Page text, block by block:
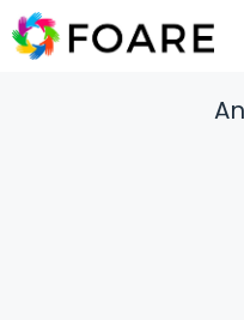
Saltar
al